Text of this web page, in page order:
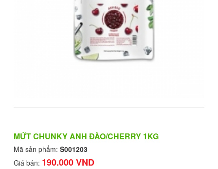
MỨT CHUNKY ANH ĐÀO/CHERRY 1KG
Mã sản phẩm: S001203
Giá bán: 190.000 VND